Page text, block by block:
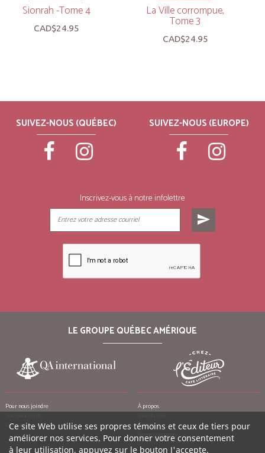
Sionrah -Tome 4
CAD$24.95
La Ville corrompue,
Tome 3
CAD$24.95
SUIVEZ-NOUS (QUÉBEC) SUIVEZ-NOUS (EUROPE)
Inscrivez-vous à notre infolettre
send
LE GROUPE QUÉBEC AMÉRIQUE
Pour nous joindre
Emplois
À propos
Crédits
Remerciements
Ce site Web utilise ses propres témoins et ceux de tiers pour
améliorer nos services. Pour donner votre consentement
à leur utilisation, appuyez sur le bouton J'accepte.